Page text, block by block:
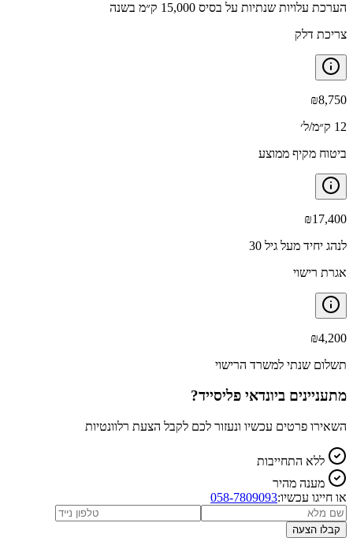
הערכת עלויות שנתיות על בסיס 15,000 ק״מ בשנה
צריכת דלק
₪8,750
12 ק״מ/ל׳
ביטוח מקיף ממוצע
₪17,400
לנהג יחיד מעל גיל 30
אגרת רישוי
₪4,200
תשלום שנתי למשרד הרישוי
מתעניינים ביונדאי פליסייד?
השאירו פרטים עכשיו ונעזור לכם לקבל הצעת רלוונטיות
ללא התחייבות
מענה מהיר
או חייגו עכשיו:058-7809093
קבלו הצעה